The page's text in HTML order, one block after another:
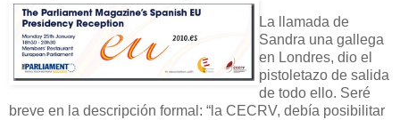
La llamada de
Sandra una gallega
en Londres, dio el
pistoletazo de salida
de todo ello. Seré
breve en la descripción formal: “la CECRV, debía posibilitar